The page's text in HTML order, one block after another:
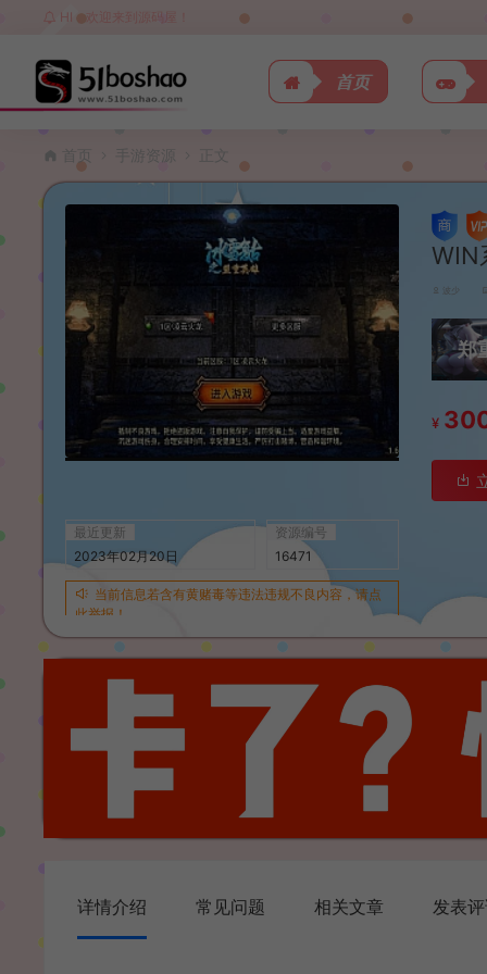
HI，欢迎来到源码屋！
首页
首页 手游资源 正文
最近更新
2023年02月20日
资源编号
16471
当前信息若含有黄赌毒等违法违规不良内容，请点
此举报！
WIN
波少
郑
¥
详情介绍 常见问题 相关文章 发表